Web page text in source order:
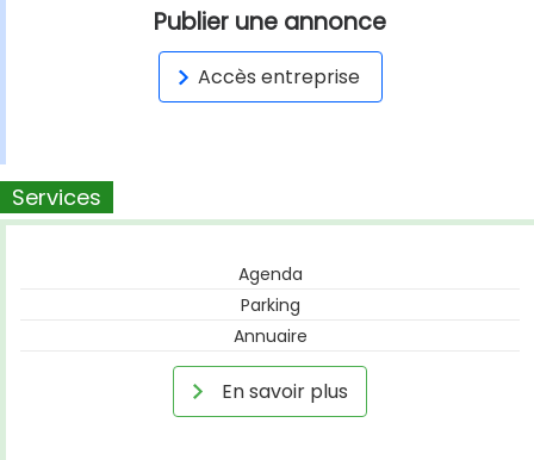
Publier une annonce
Accès entreprise
Services
Agenda
Parking
Annuaire
En savoir plus